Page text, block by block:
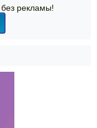
рекламы!